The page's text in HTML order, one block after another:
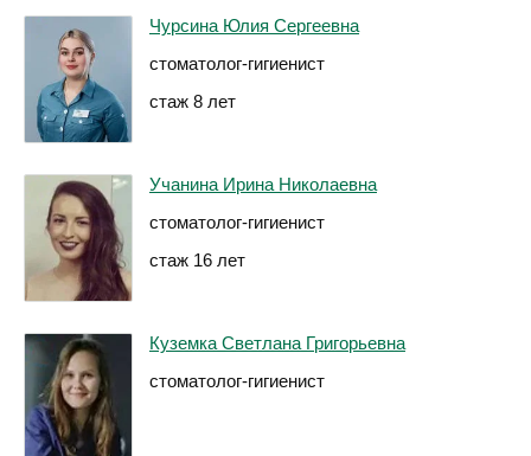
Чурсина Юлия Сергеевна
стоматолог-гигиенист
стаж 8 лет
Учанина Ирина Николаевна
стоматолог-гигиенист
стаж 16 лет
Куземка Светлана Григорьевна
стоматолог-гигиенист